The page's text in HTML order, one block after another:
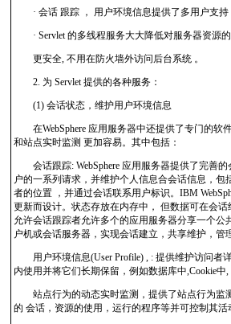
· 会话 跟踪 ， 用户环境信息提供了多用户支持
· Servlet 的多线程服务大大降低对服务器资源的
更安全, 不用在防火墙外访问后台系统 。
2. 为 Servlet 提供的各种服务：
(1) 会话状态，维护用户环境信息
在WebSphere 应用服务器中还提供了专门的软
和站点实时监测 更加容易。其中包括：
会话跟踪: WebSphere 应用服务器提供了完善的
户的一系列请求，并维护个人信息合会话信息，
者的位置 ，并通过会话联系用户标识。IBM
更新而设计。状态存放在内存中， 但数据可在会话
允许会话跟踪者允许多个的应用服务器分享一个
户机或会话服务器，实现会话建立，共享维护，管
用户环境信息(User Profile) , : 提供维护访问者
内使用并将它们长期保留，例如数据库中,Cookie中,
站点行为的动态实时监测，提供了站点行为监
的 会话，资源的使用，运行的程序等并可控制其活